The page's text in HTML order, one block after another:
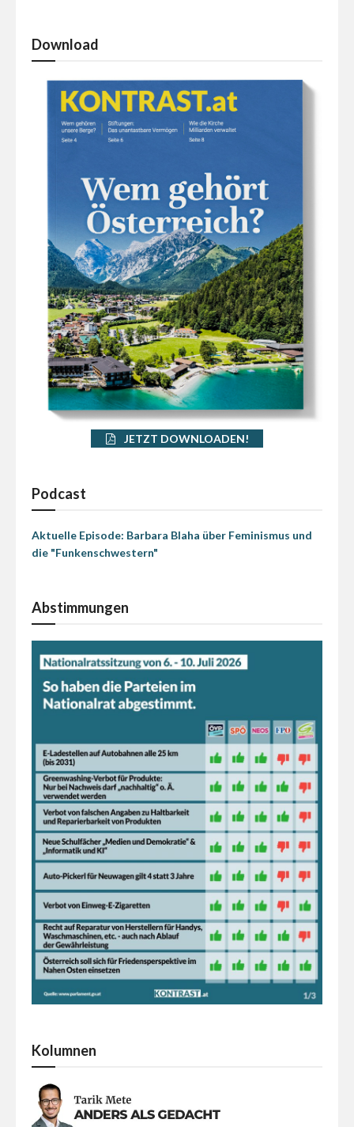
Download
JETZT DOWNLOADEN!
Podcast
Aktuelle Episode: Barbara Blaha über Feminismus und
die "Funkenschwestern"
Abstimmungen
Kolumnen